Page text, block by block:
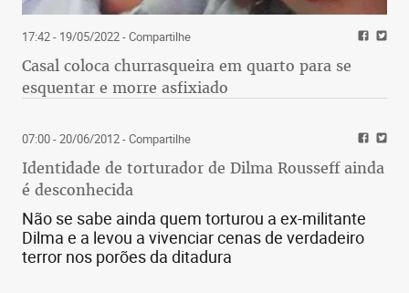
17:42 - 19/05/2022- Compartilhe
Casal coloca churrasqueira em quarto para se
esquentar e morre asfixiado
07:00 - 20/06/2012- Compartilhe
Identidade de torturador de Dilma Rousseff ainda
é desconhecida
Não se sabe ainda quem torturou a ex-militante
Dilma e a levou a vivenciar cenas de verdadeiro
terror nos porões da ditadura